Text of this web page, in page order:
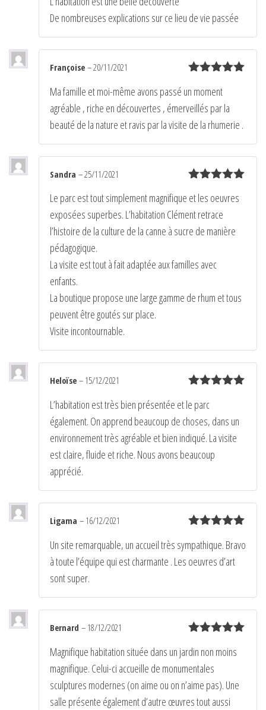
De nombreuses explications sur ce lieu de vie passée
5
Françoise –20/11/2021
Ma famille et moi-même avons passé un moment
agréable , riche en découvertes , émerveillés par la
beauté de la nature et ravis par la visite de la rhumerie .
5
Sandra –25/11/2021
Le parc est tout simplement magnifique et les oeuvres
exposées superbes. L’habitation Clément retrace
l’histoire de la culture de la canne à sucre de manière
pédagogique.
La visite est tout à fait adaptée aux familles avec
enfants.
La boutique propose une large gamme de rhum et tous
peuvent être goutés sur place.
Visite incontournable.
5
Heloïse – 15/12/2021
L’habitation est très bien présentée et le parc
également. On apprend beaucoup de choses, dans un
environnement très agréable et bien indiqué. La visite
est claire, fluide et riche. Nous avons beaucoup
apprécié.
5
Ligama – 16/12/2021
Un site remarquable, un accueil très sympathique. Bravo
à toute l’équipe qui est charmante . Les oeuvres d’art
sont super.
5
Bernard – 18/12/2021
Magnifique habitation située dans un jardin non moins
magnifique. Celui-ci accueille de monumentales
sculptures modernes (on aime ou on n’aime pas). Une
salle présente également d’autre œuvres tout aussi